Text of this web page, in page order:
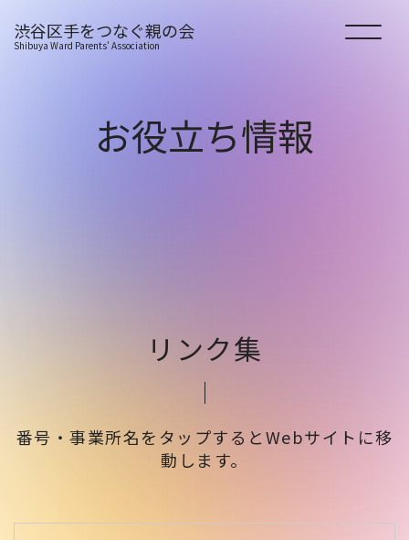
渋谷区手をつなぐ親の会
Shibuya Ward Parents' Association
お問い合わせ
お役立ち情報
リンク集
番号・事業所名をタップするとWebサイトに移
動します。